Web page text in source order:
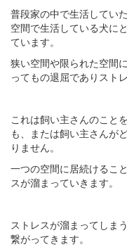
普段家の中で生活してい
空間で生活している犬に
ています。
狭い空間や限られた空間
ってもの退屈でありスト
これは飼い主さんのこと
も、または飼い主さんが
りません。
一つの空間に居続けるこ
スが溜まっていきます。
ストレスが溜まってしま
繋がってきます。